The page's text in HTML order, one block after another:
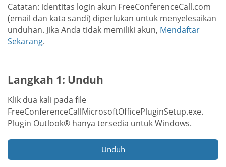
Catatan: identitas login akun FreeConferenceCall.com
(email dan kata sandi) diperlukan untuk menyelesaikan
unduhan. Jika Anda tidak memiliki akun, Mendaftar
Sekarang.
Langkah 1: Unduh
Klik dua kali pada file
FreeConferenceCallMicrosoftOfficePluginSetup.exe.
Plugin Outlook® hanya tersedia untuk Windows.
Unduh